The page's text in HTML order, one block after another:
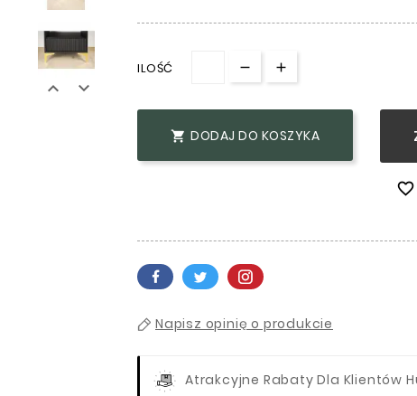
 
ILOŚĆ
 DODAJ DO KOSZYKA

Napisz opinię o produkcie
Atrakcyjne Rabaty Dla Klientów